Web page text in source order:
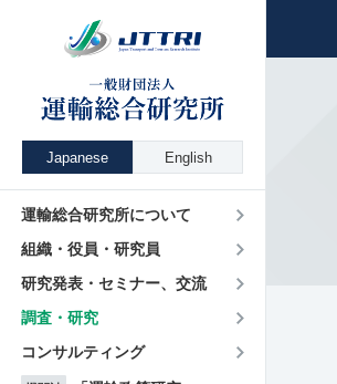
Japanese English
運輸総合研究所について
組織・役員・研究員
研究発表・セミナー、交流
調査・研究
コンサルティング